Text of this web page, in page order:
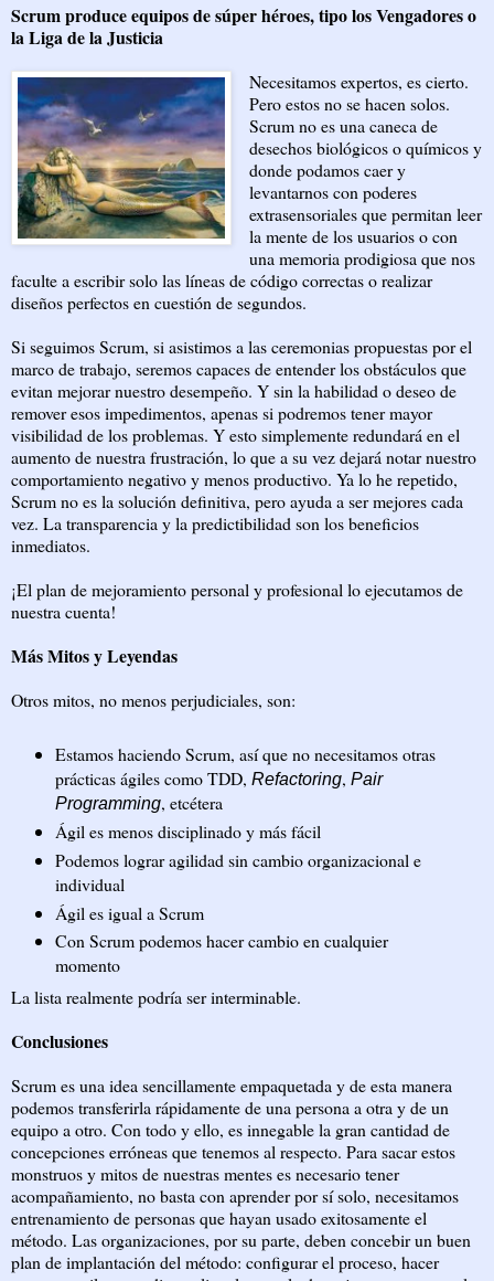
Scrum produce equipos de súper héroes, tipo los Vengadores o
la Liga de la Justicia
Necesitamos expertos, es cierto.
Pero estos no se hacen solos.
Scrum no es una caneca de
desechos biológicos o químicos y
donde podamos caer y
levantarnos con poderes
extrasensoriales que permitan leer
la mente de los usuarios o con
una memoria prodigiosa que nos
faculte a escribir solo las líneas de código correctas o realizar
diseños perfectos en cuestión de segundos.
Si seguimos Scrum, si asistimos a las ceremonias propuestas por el
marco de trabajo, seremos capaces de entender los obstáculos que
evitan mejorar nuestro desempeño. Y sin la habilidad o deseo de
remover esos impedimentos, apenas si podremos tener mayor
visibilidad de los problemas. Y esto simplemente redundará en el
aumento de nuestra frustración, lo que a su vez dejará notar nuestro
comportamiento negativo y menos productivo. Ya lo he repetido,
Scrum no es la solución definitiva, pero ayuda a ser mejores cada
vez. La transparencia y la predictibilidad son los beneficios
inmediatos.
¡El plan de mejoramiento personal y profesional lo ejecutamos de
nuestra cuenta!
Más Mitos y Leyendas
Otros mitos, no menos perjudiciales, son:
Estamos haciendo Scrum, así que no necesitamos otras
prácticas ágiles como TDD, Refactoring, Pair
Programming, etcétera
Ágil es menos disciplinado y más fácil
Podemos lograr agilidad sin cambio organizacional e
individual
Ágil es igual a Scrum
Con Scrum podemos hacer cambio en cualquier
momento
La lista realmente podría ser interminable.
Conclusiones
Scrum es una idea sencillamente empaquetada y de esta manera
podemos transferirla rápidamente de una persona a otra y de un
equipo a otro. Con todo y ello, es innegable la gran cantidad de
concepciones erróneas que tenemos al respecto. Para sacar estos
monstruos y mitos de nuestras mentes es necesario tener
acompañamiento, no basta con aprender por sí solo, necesitamos
entrenamiento de personas que hayan usado exitosamente el
método. Las organizaciones, por su parte, deben concebir un buen
plan de implantación del método: configurar el proceso, hacer